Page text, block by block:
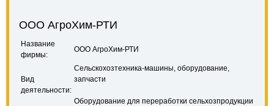
ООО АгроХим-РТИ
Название
фирмы:
ООО АгроХим-РТИ
Вид
деятельности:
Сельскохозтехника-машины, оборудование,
запчасти
Оборудование для переработки сельхозпродукции